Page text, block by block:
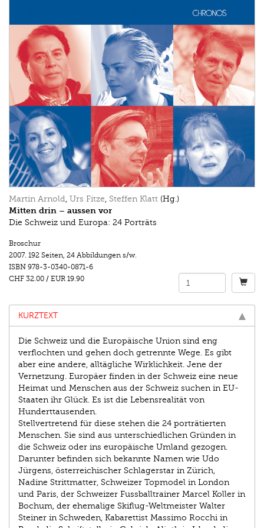
Martin Arnold, Urs Fitze, Steffen Klatt (Hg.)
Mitten drin – aussen vor
Die Schweiz und Europa: 24 Porträts
Broschur
2007. 192 Seiten, 24 Abbildungen s/w.
ISBN 978-3-0340-0871-6
CHF 32.00 / EUR 19.90
KURZTEXT
Die Schweiz und die Europäische Union sind eng
verﬂochten und gehen doch getrennte Wege. Es gibt
aber eine andere, alltägliche Wirklichkeit. Jene der
Vernetzung. Europäer ﬁnden in der Schweiz eine neue
Heimat und Menschen aus der Schweiz suchen in EU-
Staaten ihr Glück. Es ist die Lebensrealität von
Hunderttausenden.
Stellvertretend für diese stehen die 24 porträtierten
Menschen. Sie sind aus unterschiedlichen Gründen in
die Schweiz oder ins europäische Umland gezogen.
Darunter beﬁnden sich bekannte Namen wie Udo
Jürgens, österreichischer Schlagerstar in Zürich,
Nadine Strittmatter, Schweizer Topmodel in London
und Paris, der Schweizer Fussballtrainer Marcel Koller in
Bochum, der ehemalige Skiﬂug-Weltmeister Walter
Steiner in Schweden, Kabarettist Massimo Rocchi in